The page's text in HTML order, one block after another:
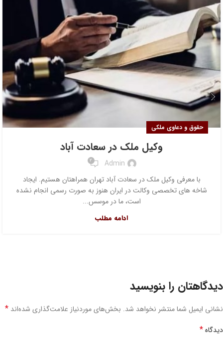
حقوق و دعاوی ملکی
وکیل ملک در سعادت آباد
Admin
2
با معرفی وکیل ملک در سعادت آباد تهران همراهتان هستیم. ایجاد
شاخه های تخصصی وکالت در ایران هنوز به صورت رسمی انجام نشده
است، ما در موسس...
ادامه مطلب
دیدگاهتان را بنویسید
نشانی ایمیل شما منتشر نخواهد شد. بخش‌های موردنیاز علامت‌گذاری شده‌اند *
دیدگاه*